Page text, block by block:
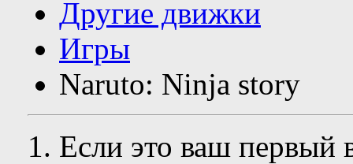
Другие движки
Игры
Naruto: Ninja story
Если это ваш первый